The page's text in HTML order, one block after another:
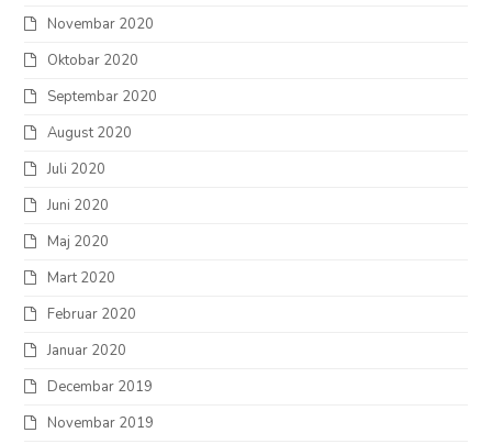
Novembar 2020
Oktobar 2020
Septembar 2020
August 2020
Juli 2020
Juni 2020
Maj 2020
Mart 2020
Februar 2020
Januar 2020
Decembar 2019
Novembar 2019